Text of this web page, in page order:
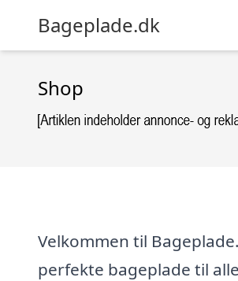
Bageplade.dk
Shop
Velkommen til
perfekte bageplade til